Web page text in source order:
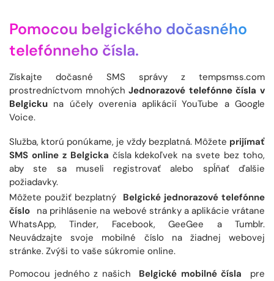
Pomocou belgického dočasného
telefónneho čísla.
Získajte dočasné SMS správy z tempsmss.com
prostredníctvom mnohýchJednorazové telefónne čísla v
Belgicku na účely overenia aplikácií YouTube a Google
Voice.
Služba, ktorú ponúkame, je vždy bezplatná. Môžete prijímať
SMS online z Belgicka čísla kdekoľvek na svete bez toho,
aby ste sa museli registrovať alebo spĺňať ďalšie
požiadavky.
Môžete použiť bezplatný Belgické jednorazové telefónne
číslo na prihlásenie na webové stránky a aplikácie vrátane
WhatsApp, Tinder, Facebook, GeeGee a Tumblr.
Neuvádzajte svoje mobilné číslo na žiadnej webovej
stránke. Zvýši to vaše súkromie online.
Pomocou jedného z našich
Belgické mobilné čísla
pre